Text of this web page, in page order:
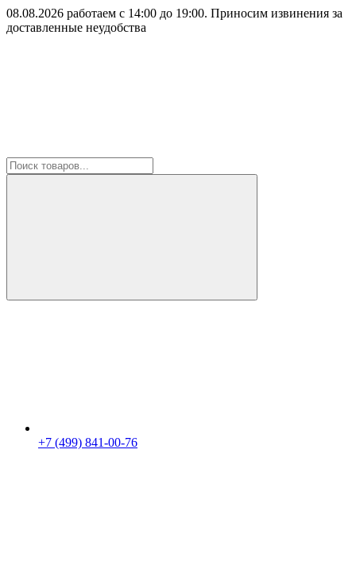
08.08.2026 работаем с 14:00 до 19:00. Приносим извинения за
доставленные неудобства
+7 (499) 841-00-76